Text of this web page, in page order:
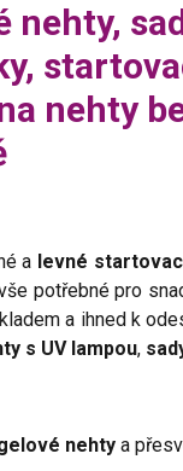
nehty,
nehty
a levné
potřebné pro
a ihned k
s UV lampou,
nehtya